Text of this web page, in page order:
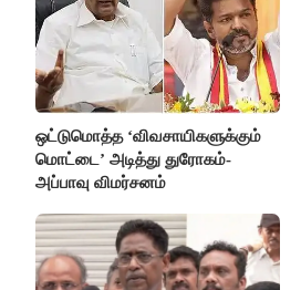
ஒட்டுமொத்த ‘விவசாயிகளுக்கும்
மொட்டை’ அடித்து துரோகம்-
அப்பாவு விமர்சனம்